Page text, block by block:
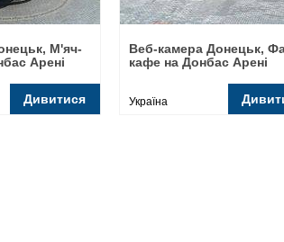
М'яч-
Арені
Дивитися
Веб-камера Донецьк,
кафе на Донбас Арені
Україна